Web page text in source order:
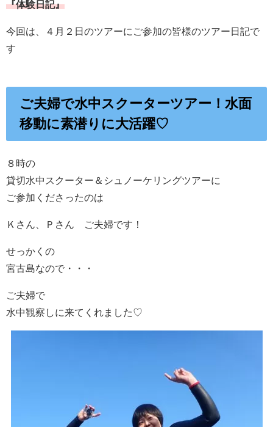
『体験日記』
今回は、４月２日のツアーにご参加の皆様のツアー日記で
す
ご夫婦で水中スクーターツアー！水面
移動に素潜りに大活躍♡
８時の
貸切水中スクーター＆シュノーケリングツアーに
ご参加くださったのは
Ｋさん、Ｐさん ご夫婦です！
せっかくの
宮古島なので・・・
ご夫婦で
水中観察しに来てくれました♡